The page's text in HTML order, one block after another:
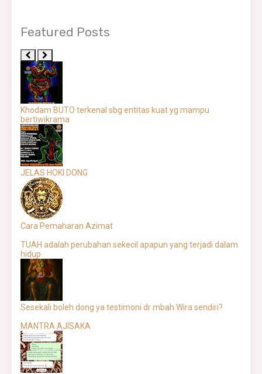
Featured Posts
Khodam BUTO terkenal sbg entitas kuat yg mampu
bertiwikrama
JELAS HOKI DONG
Cara Pemaharan Azimat
TUAH adalah perubahan sekecil apapun yang terjadi dalam
hidup
Sesekali boleh dong ya testimoni dr mbah Wira sendiri?
MANTRA AJISAKA